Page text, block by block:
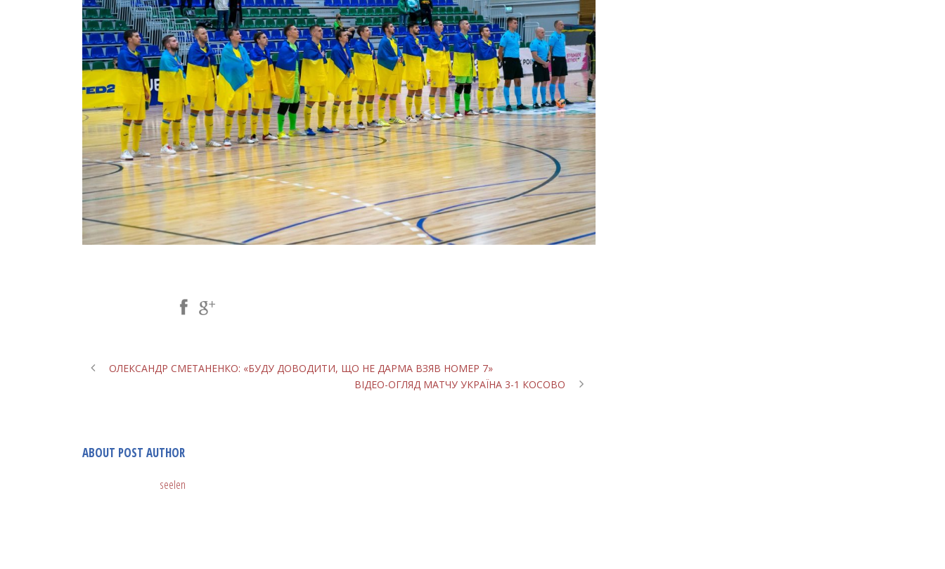
ОЛЕКСАНДР СМЕТАНЕНКО: «БУДУ ДОВОДИТИ, ЩО НЕ ДАРМА ВЗЯВ НОМЕР 7»
ВІДЕО-ОГЛЯД МАТЧУ УКРАЇНА 3-1 КОСОВО
ABOUT POST AUTHOR
seelen